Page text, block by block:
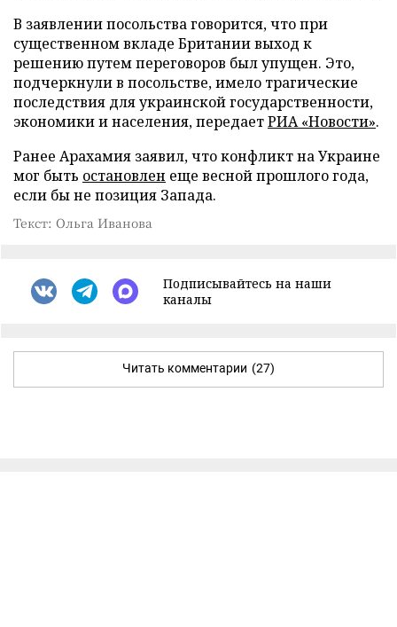
В заявлении посольства говорится, что при
существенном вкладе Британии выход к
решению путем переговоров был упущен. Это,
подчеркнули в посольстве, имело трагические
последствия для украинской государственности,
экономики и населения, передаетРИА «Новости».
Ранее Арахамия заявил, что конфликт на Украине
мог быть остановлен еще весной прошлого года,
если бы не позиция Запада.
Текст: Ольга Иванова
Подписывайтесь на наши
каналы
Читать комментарии (27)